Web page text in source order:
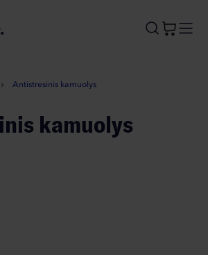
Antistresinis kamuolys
kamuolys